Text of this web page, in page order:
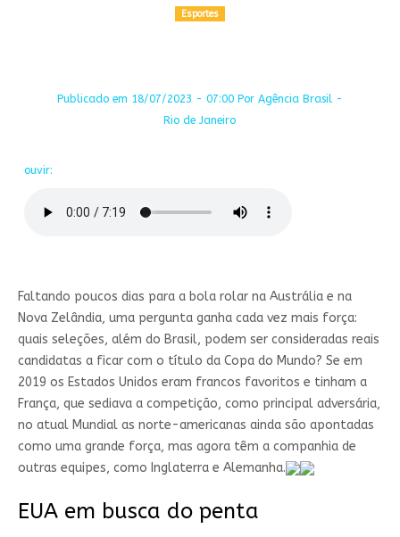
Esportes
Publicado em 18/07/2023 - 07:00 Por Agência Brasil -
Rio de Janeiro
ouvir:
Faltando poucos dias para a bola rolar na Austrália e na
Nova Zelândia, uma pergunta ganha cada vez mais força:
quais seleções, além do Brasil, podem ser consideradas reais
candidatas a ficar com o título da Copa do Mundo? Se em
2019 os Estados Unidos eram francos favoritos e tinham a
França, que sediava a competição, como principal adversária,
no atual Mundial as norte-americanas ainda são apontadas
como uma grande força, mas agora têm a companhia de
outras equipes, como Inglaterra e Alemanha.
EUA em busca do penta